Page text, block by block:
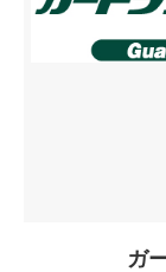
ガ